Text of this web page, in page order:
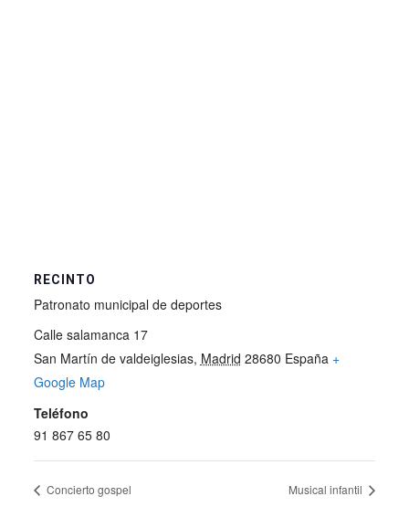
RECINTO
Patronato municipal de deportes
Calle salamanca 17
San Martín de valdeiglesias, Madrid 28680 España +
Google Map
Teléfono
91 867 65 80
Concierto gospel Musical infantil